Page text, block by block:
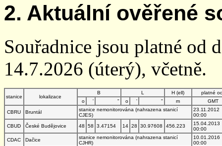
2. Aktuální ověřené
Souřadnice jsou platné od
14.7.2026 (úterý), včetně.
stanice lokalizace
B L H (ell)
platné
o
' " o ' " m
GMT
CBRU
Bruntál
stanice nemonitorována (nahrazena stanicí
CJES)
23.11.2012
00:00
CBUD
České Budějovice 48 58 3.47154 14 28 30.97608 456.223
15.04.2013
00:00
CDAC
Dačice
stanice nemonitorována (nahrazena stanicí
CJHR)
10.01.2016
00:00